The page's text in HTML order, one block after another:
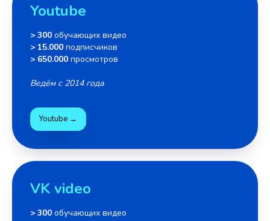
Youtube
> 300 обучающих видео
> 15.000 подписчиков
> 650.000 просмотров
Ведём с 2014 года
Youtube →
VK video
> 300 обучающих видео